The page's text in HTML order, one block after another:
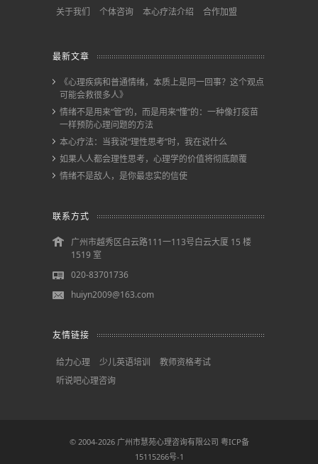
关于我们 个体咨询 本心疗法介绍 合作加盟
最新文章
《心理疾病和普通情绪，本质上是同一回事？这个观点
可能会救很多人》
情绪不是用来“管”的，而是用来“懂”的：一种像打疫苗
一样预防心理问题的方法
本心疗法：当我说“理性思考”时，我在说什么
如果人人都会理性思考，心理学的价值将彻底颠覆
情绪不是敌人，是你最忠实的信使
联系方式
广州市越秀区白云路111一113号白云大厦 15 楼
1519 室
020-83701736
huiyn2009@163.com
友情链接
给力心理 少儿英语培训
教师资格考试
听说吧心理咨询
© 2004-2026 广州市慧苑心理咨询有限公司 粤ICP备
15115266号-1